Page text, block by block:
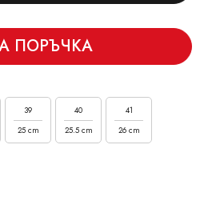
ПОРЪЧКА
39
25 cm
40
25.5 cm
41
26 cm